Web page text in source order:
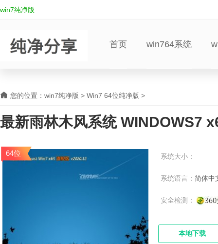
win7纯净版
首页 win764系统
您的位置： win7纯净版 > Win7 64位纯净版 >
最新雨林木风系统 WINDOWS7
64位 系统大小：
系统语言： 简体中
安全检测：
本地下载